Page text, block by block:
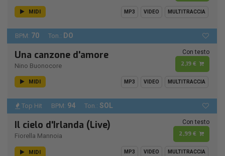
MIDI MP3 VIDEO MULTITRACCIA
BPM: 70 Ton.: DO
Una canzone d'amore
Nino Buonocore
Con testo
2,19 €
MIDI MP3 VIDEO MULTITRACCIA
Top Hit BPM: 94 Ton.: SOL
Il cielo d'Irlanda (Live)
Fiorella Mannoia
Con testo
2,99 €
MIDI MP3 VIDEO MULTITRACCIA